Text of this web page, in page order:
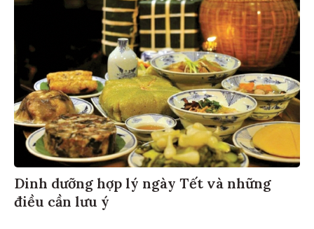
Dinh dưỡng hợp lý ngày Tết và những
điều cần lưu ý